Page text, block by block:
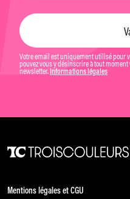
Votre email est uniquement utilisé pour
pouvez vous y désinscrire à tout
newsletter. Informations légales
Mentions légales et CGU